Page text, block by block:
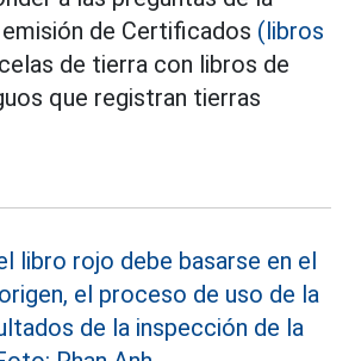
de Certificados (libros
de tierra con libros de
que registran tierras